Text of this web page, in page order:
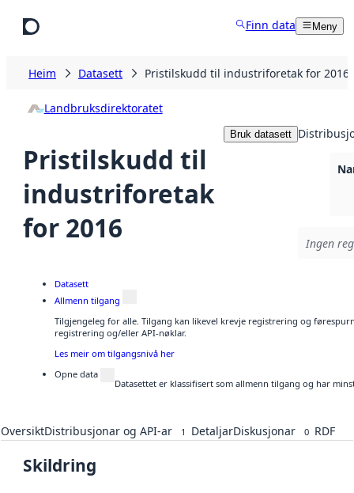
Finn data Meny
Heim Datasett Pristilskudd til industriforetak for 2016
Landbruksdirektoratet
Pristilskudd til
industriforetak
for 2016
Bruk datasett
Ingen
Datasett
Allmenn tilgang
Tilgjengeleg for alle. Tilgang kan likevel krevje registrering og
registrering og/eller API-nøklar.
Les meir om tilgangsnivå her
Opne data
Datasettet er klassifisert som allmenn tilgang og har
OversiktDistribusjonar og API-ar 1 DetaljarDiskusjonar 0 RDF
Skildring